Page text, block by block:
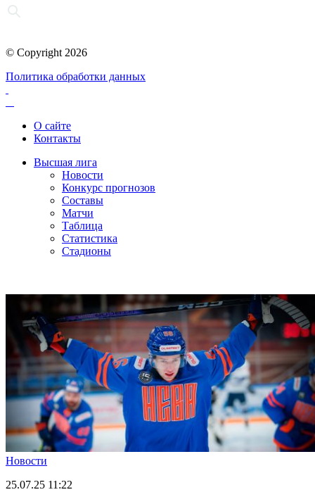
© Copyright 2026
Политика обработки данных
О сайте
Контакты
Высшая лига
Новости
Конкурс прогнозов
Составы
Матчи
Таблица
Статистика
Стадионы
Новости
25.07.25 11:22